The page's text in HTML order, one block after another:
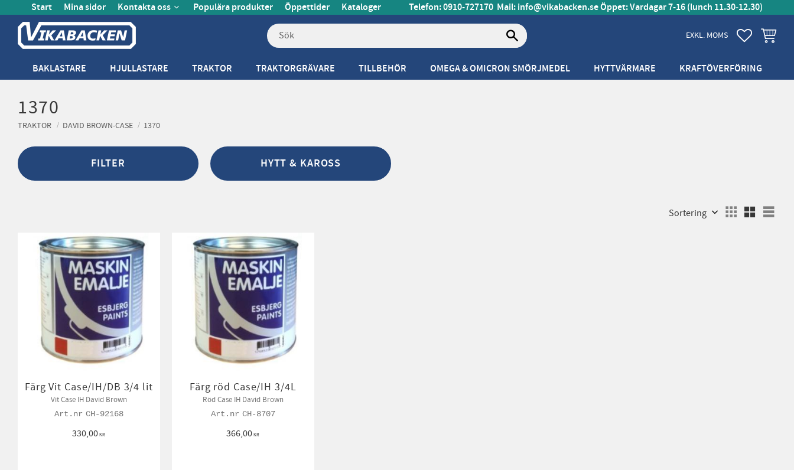
Start Mina sidor Kontakta oss Populära produkter Öppettider Kataloger Telefon: 0910-727170 Mail:info@vikabacken.seÖppet: Vardagar 7-16 (lunch 11.30‑12.30)
EXKL. MOMS FAVORITER
BAKLASTARE HJULLASTARE TRAKTOR TRAKTORGRÄVARE TILLBEHÖR OMEGA & OMICRON SMÖRJMEDEL HYTTVÄRMARE KRAFTÖVERFÖRING
1370
TRAKTOR DAVID BROWN-CASE 1370
FILTER HYTT & KAROSS
Färg Vit Case/IH/DB 3/4 lit
Vit Case IH David Brown
CH-92168
330,00KR
Färg röd Case/IH 3/4L
Röd Case IH David Brown
CH-8707
366,00KR